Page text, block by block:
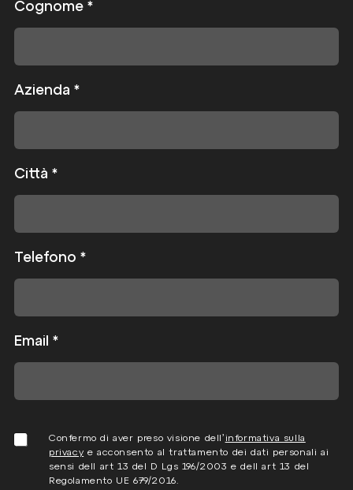
Cognome *
Azienda *
Città *
Telefono *
Email *
P
Confermo di aver preso visione dell’informativa sulla
privacy e acconsento al trattamento dei dati personali ai
sensi dell art 13 del D Lgs 196/2003 e dell art 13 del
Regolamento UE 679/2016.